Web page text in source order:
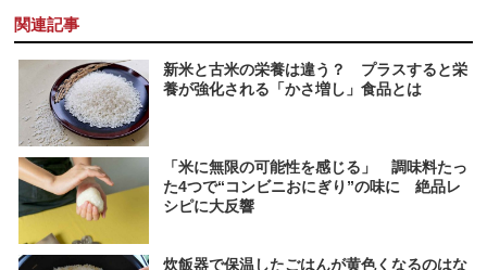
関連記事
新米と古米の栄養は違う？ プラスすると栄
養が強化される「かさ増し」食品とは
「米に無限の可能性を感じる」 調味料たっ
た4つで“コンビニおにぎり”の味に 絶品レ
シピに大反響
炊飯器で保温したごはんが黄色くなるのはな